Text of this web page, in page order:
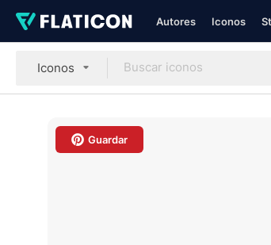
Autores Iconos
Iconos
Guardar